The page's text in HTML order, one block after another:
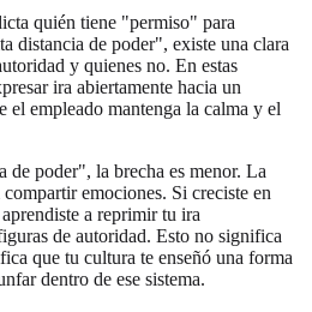
quién tiene "permiso" para
distancia de poder", existe una clara
y quienes no. En estas
ira abiertamente hacia un
el empleado mantenga la calma y el
de poder", la brecha es menor. La
emociones. Si creciste en
a reprimir tu ira
de autoridad. Esto no significa
que tu cultura te enseñó una forma
dentro de ese sistema.